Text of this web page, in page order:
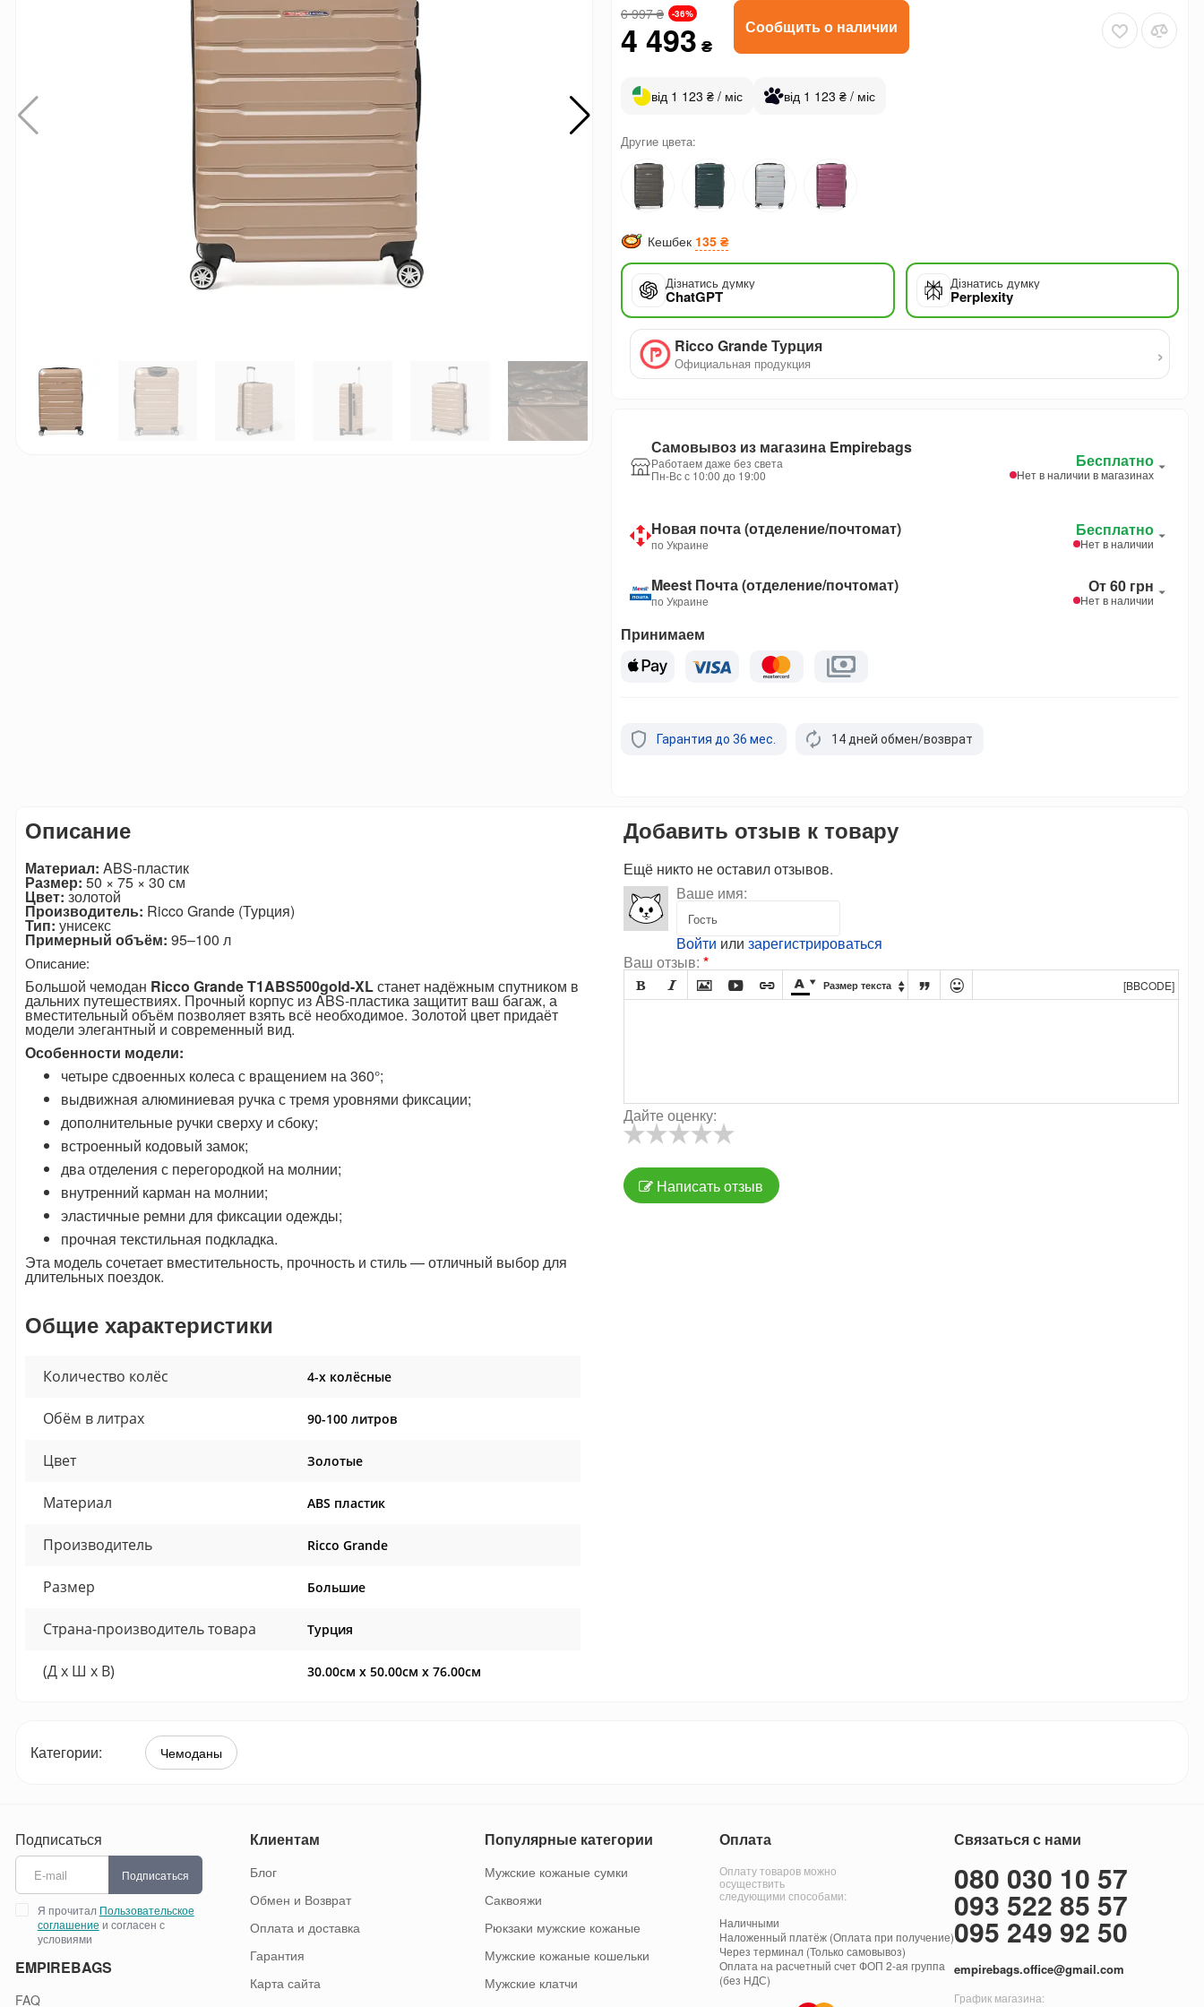
6 997₴ -36%
4 493 ₴
Сообщить о наличии
від 1 123 ₴ / міс від 1 123 ₴ / міс
Другие цвета:
Кешбек 135 ₴
Дізнатись думку
ChatGPT
Дізнатись думку
Perplexity
Ricco Grande Турция
Официальная продукция ›
Самовывоз из магазина Empirebags
Работаем даже без света
Пн-Вс с 10:00 до 19:00
Бесплатно
Нет в наличии в магазинах
Новая почта (отделение/почтомат)
по Украине
Бесплатно
Нет в наличии
Meest Почта (отделение/почтомат)
по Украине
От 60 грн
Нет в наличии
Принимаем
Гарантия до 36 мес. 14 дней обмен/возврат
Описание
Материал: ABS-пластик
Размер: 50 × 75 × 30 см
Цвет: золотой
Производитель: Ricco Grande (Турция)
Тип: унисекс
Примерный объём: 95–100 л
Описание:
Большой чемодан Ricco Grande T1ABS500gold-XLстанет надёжным спутником в
дальних путешествиях. Прочный корпус из ABS-пластика защитит ваш багаж, а
вместительный объём позволяет взять всё необходимое. Золотой цвет придаёт
модели элегантный и современный вид.
Особенности модели:
четыре сдвоенных колеса с вращением на 360°;
выдвижная алюминиевая ручка с тремя уровнями фиксации;
дополнительные ручки сверху и сбоку;
встроенный кодовый замок;
два отделения с перегородкой на молнии;
внутренний карман на молнии;
эластичные ремни для фиксации одежды;
прочная текстильная подкладка.
Эта модель сочетает вместительность, прочность и стиль — отличный выбор для
длительных поездок.
Общие характеристики
Количество колёс 4-х колёсные
Обём в литрах 90-100 литров
Цвет Золотые
Материал ABS пластик
Производитель Ricco Grande
Размер Большие
Страна-производитель товара Турция
(Д x Ш x В) 30.00см x 50.00см x 76.00см
Добавить отзыв к товару
Ещё никто не оставил отзывов.
Ваше имя:
Войти или зарегистрироваться
Ваш отзыв: *
       Размер текста    [BBCODE]
Дайте оценку:
Написать отзыв
Категории: Чемоданы
Подписаться
Подписаться
Я прочитал Пользовательское
соглашение и согласен с
условиями
EMPIREBAGS
FAQ
Клиентам
Блог
Обмен и Возврат
Оплата и доставка
Гарантия
Карта сайта
Популярные категории
Мужские кожаные сумки
Саквояжи
Рюкзаки мужские кожаные
Мужские кожаные кошельки
Мужские клатчи
Оплата
Оплату товаров можно
осуществить
следующими способами:
Наличными
Наложенный платёж (Оплата при получение)
Через терминал (Только самовывоз)
Оплата на расчетный счет ФОП 2-ая группа
(без НДС)
Связаться с нами
080 030 10 57
093 522 85 57
095 249 92 50
empirebags.office@gmail.com
График магазина: